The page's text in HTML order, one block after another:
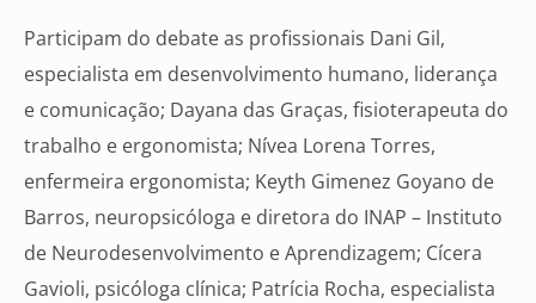
Participam do debate as profissionais Dani Gil,
especialista em desenvolvimento humano, liderança
e comunicação; Dayana das Graças, fisioterapeuta do
trabalho e ergonomista; Nívea Lorena Torres,
enfermeira ergonomista; Keyth Gimenez Goyano de
Barros, neuropsicóloga e diretora do INAP – Instituto
de Neurodesenvolvimento e Aprendizagem; Cícera
Gavioli, psicóloga clínica; Patrícia Rocha, especialista